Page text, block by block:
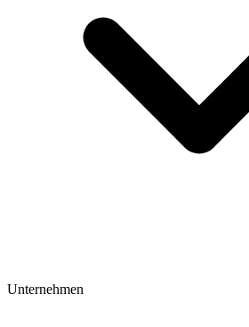
Unternehmen